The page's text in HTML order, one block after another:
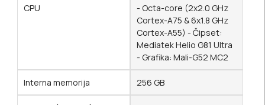
CPU
- Octa-core (2x2.0 GHz
Cortex-A75 & 6x1.8 GHz
Cortex-A55) - Čipset:
Mediatek Helio G81 Ultra
- Grafika: Mali-G52 MC2
Interna memorija 256 GB